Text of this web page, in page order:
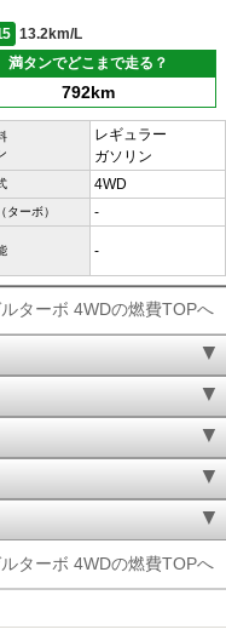
13.2km/L
満タンでどこまで走る？
792km
レギュラー
ガソリン
4WD
ターボ） -
-
ターボ 4WDの燃費TOPへ
ターボ 4WDの燃費TOPへ